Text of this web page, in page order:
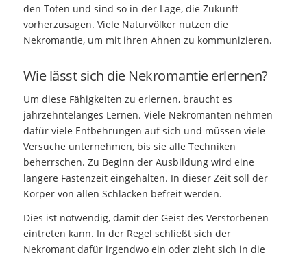
den Toten und sind so in der Lage, die Zukunft
vorherzusagen. Viele Naturvölker nutzen die
Nekromantie, um mit ihren Ahnen zu kommunizieren.
Wie lässt sich die Nekromantie erlernen?
Um diese Fähigkeiten zu erlernen, braucht es
jahrzehntelanges Lernen. Viele Nekromanten nehmen
dafür viele Entbehrungen auf sich und müssen viele
Versuche unternehmen, bis sie alle Techniken
beherrschen. Zu Beginn der Ausbildung wird eine
längere Fastenzeit eingehalten. In dieser Zeit soll der
Körper von allen Schlacken befreit werden.
Dies ist notwendig, damit der Geist des Verstorbenen
eintreten kann. In der Regel schließt sich der
Nekromant dafür irgendwo ein oder zieht sich in die